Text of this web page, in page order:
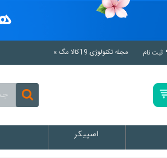
ثبت نام مجله تکنولوژی 19کالا مگ »
اسپیکر